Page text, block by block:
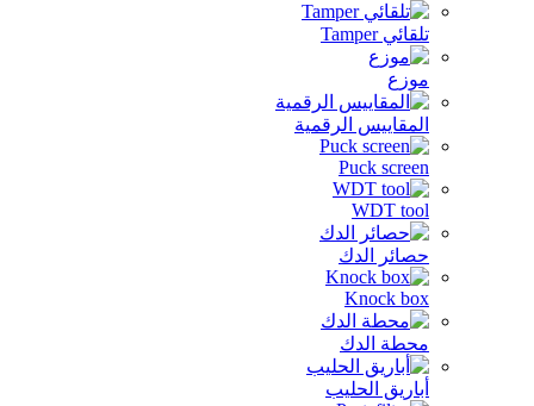
تلقائي Tamper
موزع
المقاييس الرقمية
Puck screen
WDT tool
حصائر الدك
Knock box
محطة الدك
أباريق الحليب